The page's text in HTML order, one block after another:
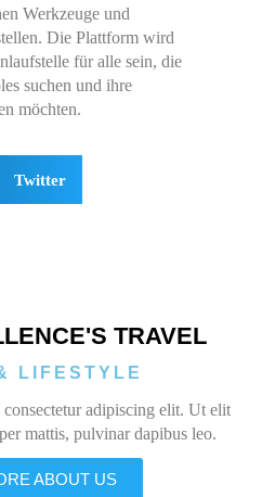
Werkzeuge und
Die Plattform wird
für alle sein, die
suchen und ihre
möchten.
Twitter
TRAVEL
LIFESTYLE
adipiscing elit. Ut elit
mattis, pulvinar dapibus leo.
ABOUT US